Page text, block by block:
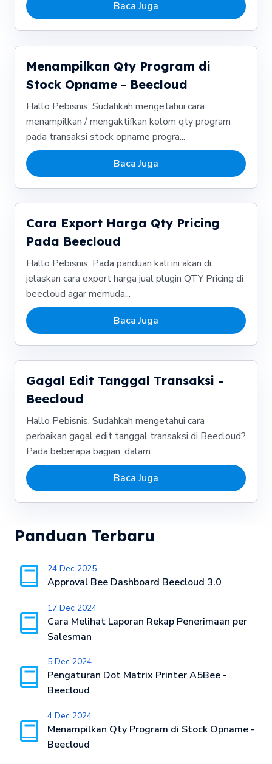
Baca Juga
Menampilkan Qty Program di
Stock Opname - Beecloud
Hallo Pebisnis, Sudahkah mengetahui cara
menampilkan / mengaktifkan kolom qty program
pada transaksi stock opname progra...
Baca Juga
Cara Export Harga Qty Pricing
Pada Beecloud
Hallo Pebisnis, Pada panduan kali ini akan di
jelaskan cara export harga jual plugin QTY Pricing di
beecloud agar memuda...
Baca Juga
Gagal Edit Tanggal Transaksi -
Beecloud
Hallo Pebisnis, Sudahkah mengetahui cara
perbaikan gagal edit tanggal transaksi di Beecloud?
Pada beberapa bagian, dalam...
Baca Juga
Panduan Terbaru
24 Dec 2025
Approval Bee Dashboard Beecloud 3.0
17 Dec 2024
Cara Melihat Laporan Rekap Penerimaan per
Salesman
5 Dec 2024
Pengaturan Dot Matrix Printer A5Bee -
Beecloud
4 Dec 2024
Menampilkan Qty Program di Stock Opname -
Beecloud